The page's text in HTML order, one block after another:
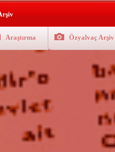
Araştırma Özyalvaç Arşiv